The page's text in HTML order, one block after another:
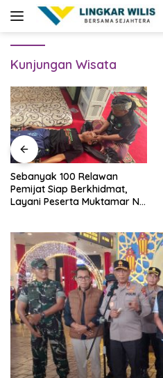
Kunjungan Wisata
Sebanyak 100 Relawan
Pemijat Siap Berkhidmat,
Layani Peserta Muktamar NU